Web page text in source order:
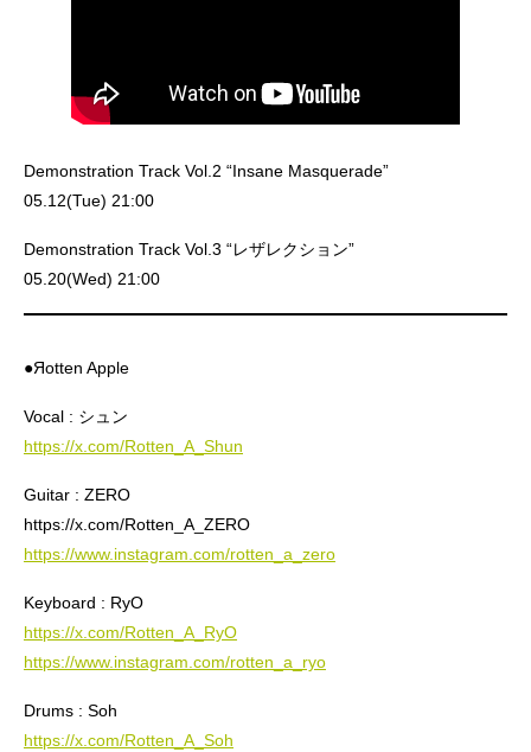
Demonstration Track Vol.2 “Insane Masquerade”
05.12(Tue) 21:00
Demonstration Track Vol.3 “レザレクション”
05.20(Wed) 21:00
●Яotten Apple
Vocal : シュン
https://x.com/Rotten_A_Shun
Guitar : ZERO
https://x.com/Rotten_A_ZERO
https://www.instagram.com/rotten_a_zero
Keyboard : RyO
https://x.com/Rotten_A_RyO
https://www.instagram.com/rotten_a_ryo
Drums : Soh
https://x.com/Rotten_A_Soh